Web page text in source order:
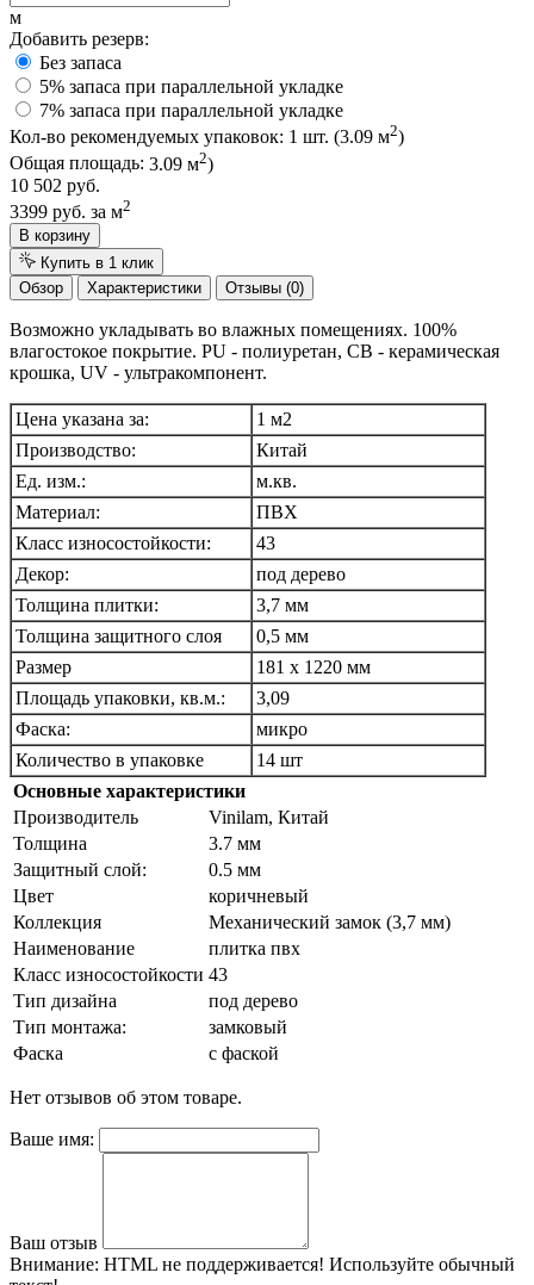
м
Добавить резерв:
Без запаса
5% запаса при параллельной укладке
7% запаса при параллельной укладке
Кол-во рекомендуемых упаковок: 1 шт. (3.09 м2)
Общая площадь: 3.09 м2)
10 502 руб.
3399 руб. за м2
В корзину
Купить в 1 клик
Обзор
Характеристики Отзывы (0)
Возможно укладывать во влажных помещениях. 100%
влагостокое покрытие. PU - полиуретан, CB - керамическая
крошка, UV - ультракомпонент.
Цена указана за:
1 м2
Производство:
Китай
Ед. изм.:
м.кв.
Материал:
ПВХ
Класс износостойкости:
43
Декор:
под дерево
Толщина плитки:
3,7 мм
Толщина защитного слоя
0,5 мм
Размер
181 х 1220 мм
Площадь упаковки, кв.м.:
3,09
Фаска:
микро
Количество в упаковке
14 шт
Основные характеристики
Производитель
Vinilam, Китай
Толщина
3.7 мм
Защитный слой:
0.5 мм
Цвет
коричневый
Коллекция
Механический замок (3,7 мм)
Наименование
плитка пвх
Класс износостойкости 43
Тип дизайна
под дерево
Тип монтажа:
замковый
Фаска
с фаской
Нет отзывов об этом товаре.
Ваше имя:
Ваш отзыв
Внимание: HTML не поддерживается! Используйте обычный